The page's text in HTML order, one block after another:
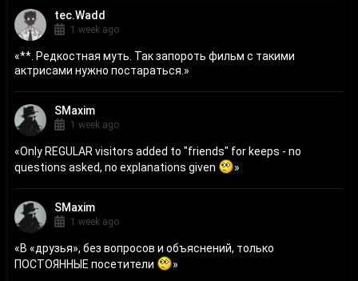
«**. Редкостная муть. Так запороть фильм с такими
актрисами нужно постараться. »
tec.Wadd
1 week ago
«Only REGULAR visitors added to "friends" for keeps - no
questions asked, no explanations given
»
SMaxim
1 week ago
«В «друзья», без вопросов и объяснений, только
ПОСТОЯННЫЕ посетители
»
SMaxim
1 week ago